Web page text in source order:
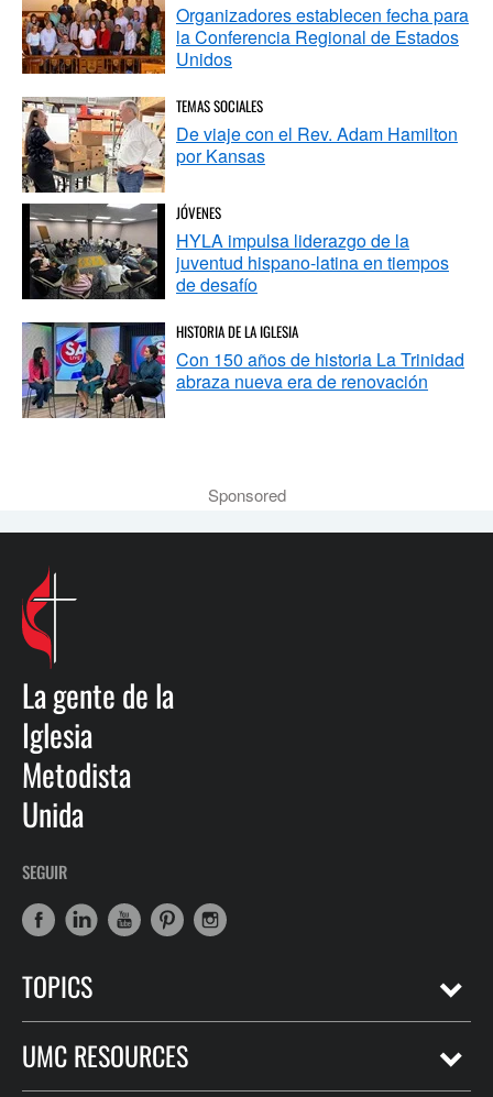
Organizadores establecen fecha para
la Conferencia Regional de Estados
Unidos
TEMAS SOCIALES
De viaje con el Rev. Adam Hamilton
por Kansas
JÓVENES
HYLA impulsa liderazgo de la
juventud hispano-latina en tiempos
de desafío
HISTORIA DE LA IGLESIA
Con 150 años de historia La Trinidad
abraza nueva era de renovación
Sponsored
La gente de la
Iglesia
Metodista
Unida
SEGUIR
TOPICS
UMC RESOURCES